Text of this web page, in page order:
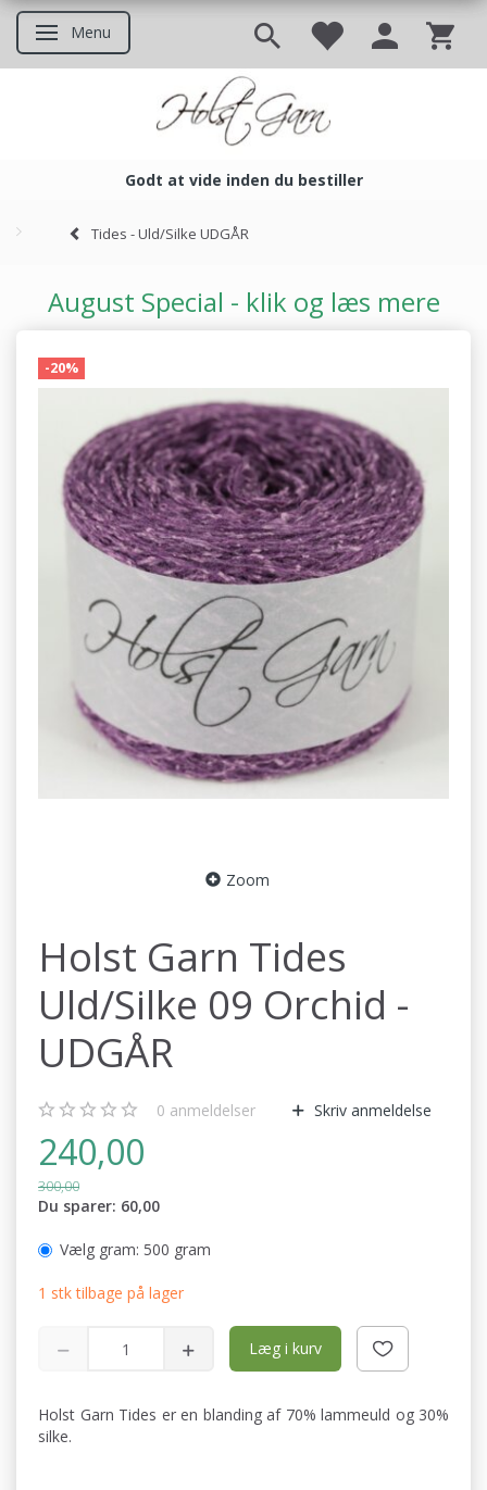
Skifte navigation
Menu
Godt at vide inden du bestiller
Tides - Uld/Silke UDGÅR
August Special - klik og læs mere
-20%
Zoom
Holst Garn Tides
Uld/Silke 09 Orchid -
UDGÅR
0 anmeldelser Skriv anmeldelse
240,00
300,00
Du sparer: 60,00
Vælg gram: 500 gram
1 stk tilbage på lager
Læg i kurv
Holst Garn Tides er en blanding af 70% lammeuld og 30%
silke.